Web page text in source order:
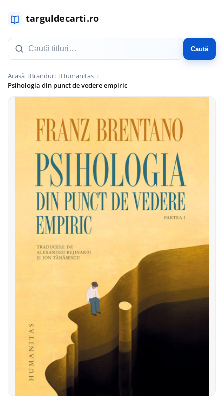
Caută
Acasă Branduri
Humanitas
Psihologia din punct de vedere empiric